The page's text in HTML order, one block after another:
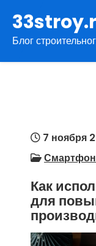
содержимому
Блог
7 ноября
Как
для